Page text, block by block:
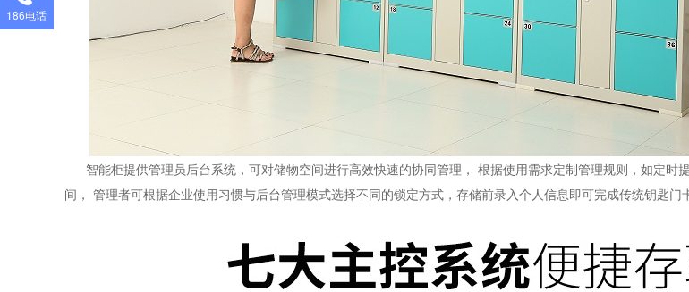
智能柜提供管理员后台系统，可对储物空间进行高效快速的协同管理， 根据使用需求定制管理规则，如定时
间， 管理者可根据企业使用习惯与后台管理模式选择不同的锁定方式，存储前录入个人信息即可完成传统钥匙门
186电话